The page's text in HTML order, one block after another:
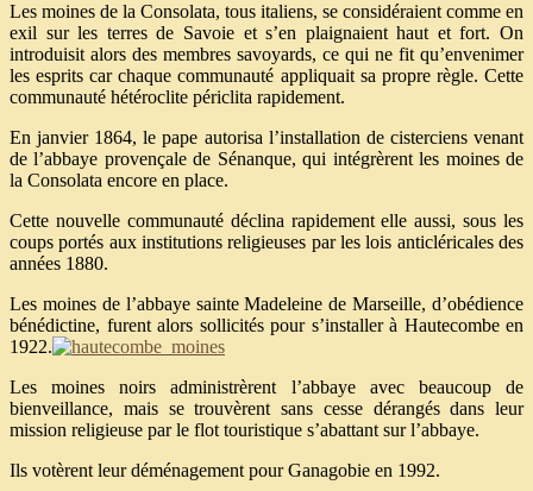
Les moines de la Consolata, tous italiens, se considéraient comme en
exil sur les terres de Savoie et s’en plaignaient haut et fort. On
introduisit alors des membres savoyards, ce qui ne fit qu’envenimer
les esprits car chaque communauté appliquait sa propre règle. Cette
communauté hétéroclite périclita rapidement.
En janvier 1864, le pape autorisa l’installation de cisterciens venant
de l’abbaye provençale de Sénanque, qui intégrèrent les moines de
la Consolata encore en place.
Cette nouvelle communauté déclina rapidement elle aussi, sous les
coups portés aux institutions religieuses par les lois anticléricales des
années 1880.
Les moines de l’abbaye sainte Madeleine de Marseille, d’obédience
bénédictine, furent alors sollicités pour s’installer à Hautecombe en
1922.
Les moines noirs administrèrent l’abbaye avec beaucoup de
bienveillance, mais se trouvèrent sans cesse dérangés dans leur
mission religieuse par le flot touristique s’abattant sur l’abbaye.
Ils votèrent leur déménagement pour Ganagobie en 1992.